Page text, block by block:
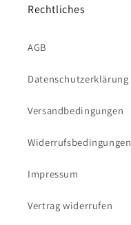
Rechtliches
AGB
Datenschutzerklärung
Versandbedingungen
Widerrufsbedingungen
Impressum
Vertrag widerrufen